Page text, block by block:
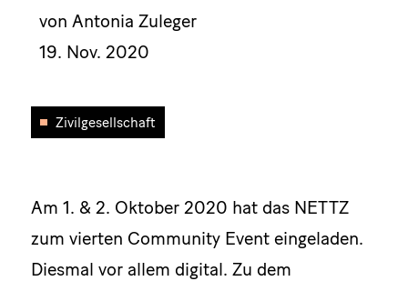
von Antonia Zuleger
19. Nov. 2020
Zivilgesellschaft
Am 1. & 2. Oktober 2020 hat das NETTZ
zum vierten Community Event eingeladen.
Diesmal vor allem digital. Zu dem